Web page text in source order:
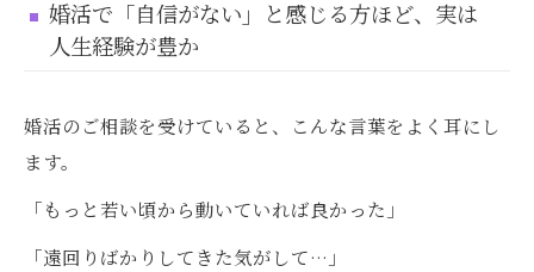
は「安心感」に映る
婚活で「自信がない」と感じる方ほど、実は
人生経験が豊か
婚活のご相談を受けていると、こんな言葉をよく耳にし
ます。
「もっと若い頃から動いていれば良かった」
「遠回りばかりしてきた気がして…」